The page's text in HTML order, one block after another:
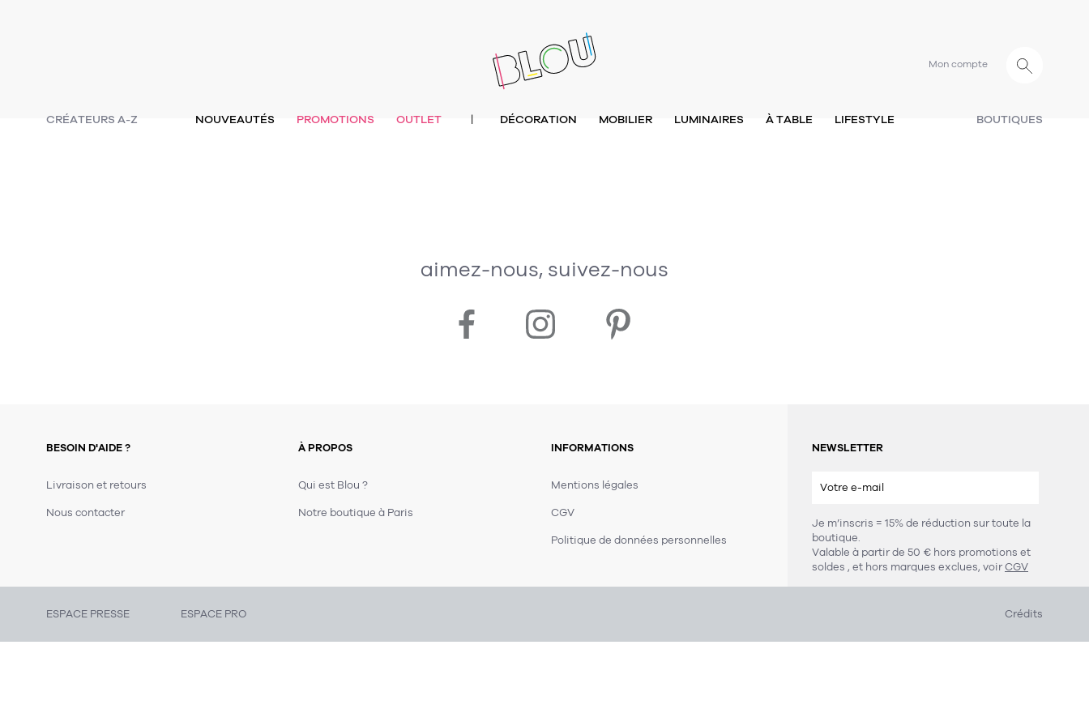
Mon compte
CRÉATEURS A-Z BOUTIQUES
NOUVEAUTÉS PROMOTIONS OUTLET | DÉCORATION MOBILIER LUMINAIRES À TABLE LIFESTYLE
aimez-nous, suivez-nous
NEWSLETTER
Je m’inscris = 15% de réduction sur toute la
boutique.
Valable à partir de 50 € hors promotions et
soldes , et hors marques exclues, voirCGV
BESOIN D'AIDE ?
Livraison et retours
Nous contacter
À PROPOS
Qui est Blou ?
Notre boutique à Paris
INFORMATIONS
Mentions légales
CGV
Politique de données personnelles
ESPACE PRESSE ESPACE PRO Crédits